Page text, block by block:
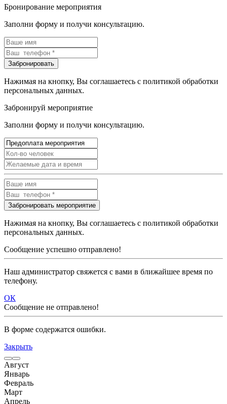
Бронирование мероприятия
Заполни форму и получи консультацию.
Нажимая на кнопку, Вы соглашаетесь с политикой обработки
персональных данных.
Забронируй мероприятие
Заполни форму и получи консультацию.
Нажимая на кнопку, Вы соглашаетесь с политикой обработки
персональных данных.
Сообщение успешно отправлено!
Наш администратор свяжется с вами в ближайшее время по
телефону.
ОК
Сообщение не отправлено!
В форме содержатся ошибки.
Закрыть
Август
Январь
Февраль
Март
Апрель